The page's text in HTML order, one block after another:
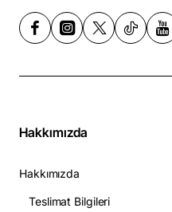
Hakkımızda
Hakkımızda
Teslimat Bilgileri